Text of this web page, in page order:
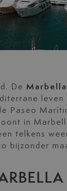
De
Paseo
in
telkens
bijzonder